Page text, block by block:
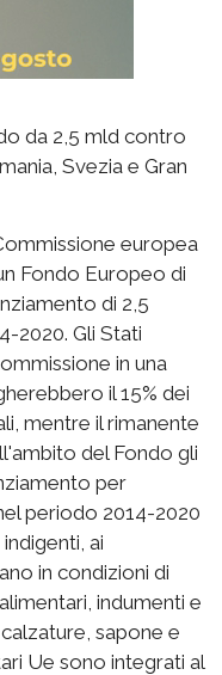
da 2,5 mld contro
Svezia e Gran
europea
Fondo Europeo di
di 2,5
2020. Gli Stati
in una
il 15% dei
mentre il rimanente
del Fondo gli
per
periodo 2014-2020
ai
in condizioni di
indumenti e
sapone e
Ue sono integrati al